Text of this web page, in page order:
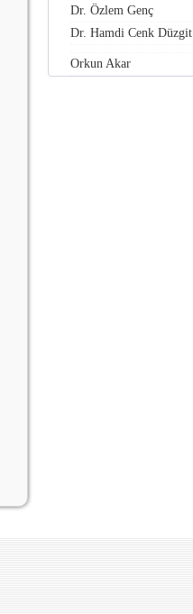
Dr. Özlem Genç
Dr. Hamdi Cenk Düzgit
Orkun Akar